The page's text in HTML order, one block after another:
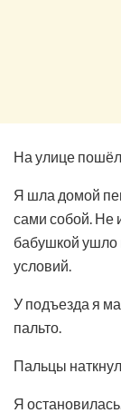
На улице
Я шла домой
сами собой. Не
бабушкой ушло
условий.
У подъезда я
пальто.
Пальцы
Я остановилась.